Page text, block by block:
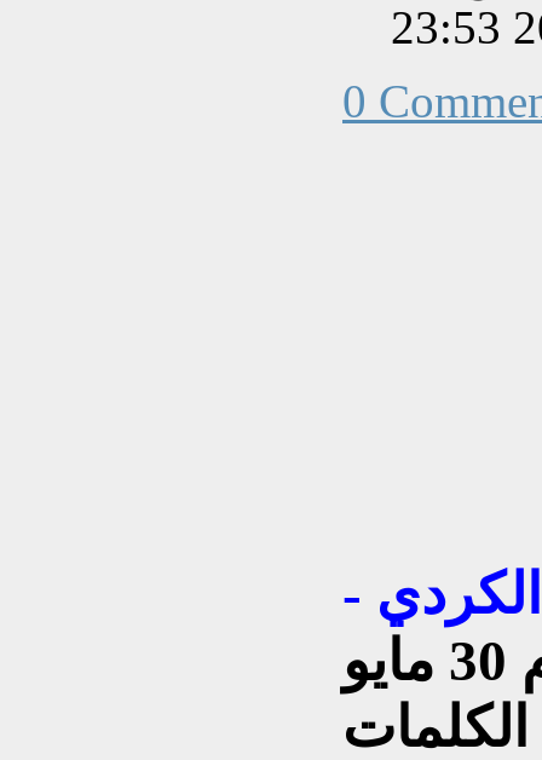
0
الكردي -
المنشور هنا يوم 30 مايو